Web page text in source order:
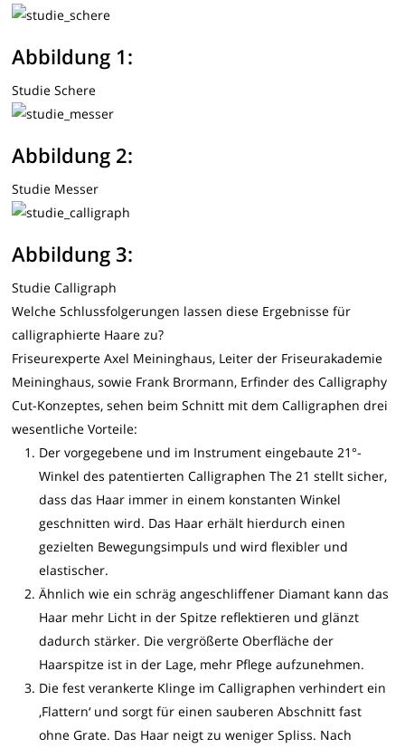
Abbildung 1:
Studie Schere
Abbildung 2:
Studie Messer
Abbildung 3:
Studie Calligraph
Welche Schlussfolgerungen lassen diese Ergebnisse für
calligraphierte Haare zu?
Friseurexperte Axel Meininghaus, Leiter der Friseurakademie
Meininghaus, sowie Frank Brormann, Erfinder des Calligraphy
Cut-Konzeptes, sehen beim Schnitt mit dem Calligraphen drei
wesentliche Vorteile:
Der vorgegebene und im Instrument eingebaute 21°-
Winkel des patentierten Calligraphen The 21 stellt sicher,
dass das Haar immer in einem konstanten Winkel
geschnitten wird. Das Haar erhält hierdurch einen
gezielten Bewegungsimpuls und wird flexibler und
elastischer.
Ähnlich wie ein schräg angeschliffener Diamant kann das
Haar mehr Licht in der Spitze reflektieren und glänzt
dadurch stärker. Die vergrößerte Oberfläche der
Haarspitze ist in der Lage, mehr Pflege aufzunehmen.
Die fest verankerte Klinge im Calligraphen verhindert ein
‚Flattern‘ und sorgt für einen sauberen Abschnitt fast
ohne Grate. Das Haar neigt zu weniger Spliss. Nach